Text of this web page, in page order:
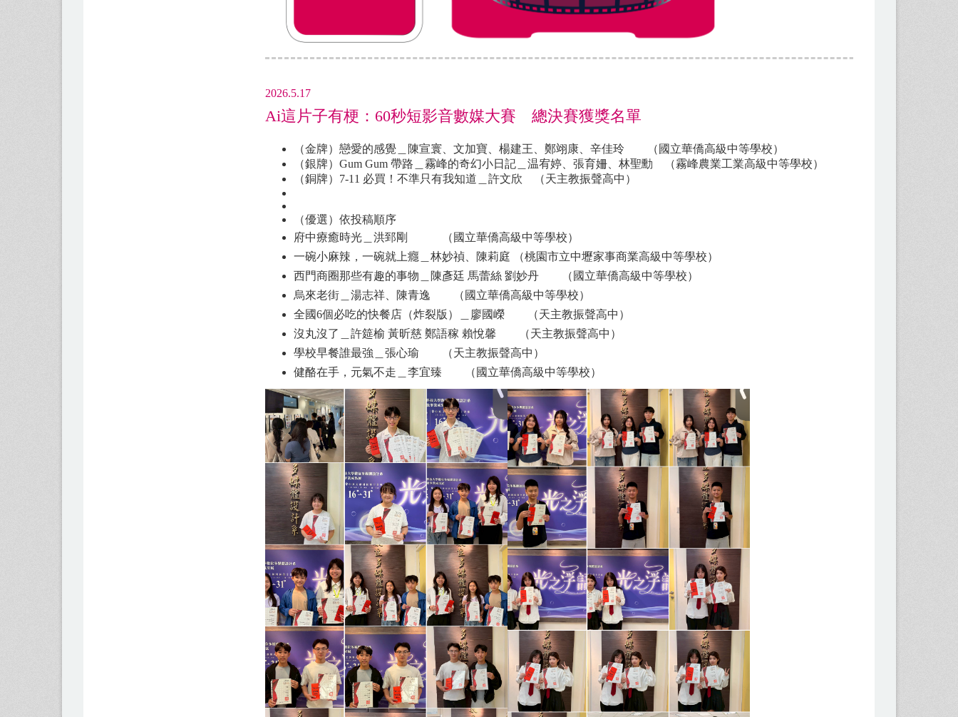
2026.5.17
​Ai這片子有梗：60秒短影音數媒大賽 總決賽獲獎名單
（金牌）戀愛的感覺＿陳宣寰、文加寶、楊建王、鄭翊康、辛佳玲 （國立華僑高級中等學校）
（銀牌）Gum Gum 帶路＿霧峰的奇幻小日記＿温宥婷、張育姍、林聖勳 （霧峰農業工業高級中等學校）
（銅牌）7-11 必買！不準只有我知道＿許文欣 （天主教振聲高中）
（優選）依投稿順序
府中療癒時光＿洪郅剛
（ 國立華僑高級中等學校）
一碗小麻辣，一碗就上癮＿林妙禎、陳莉庭
（桃園市立中壢家事商業高級中等學校）
西門商圈那些有趣的事物＿陳彥廷 馬蕾絲 劉妙丹
（ 國立華僑高級中等學校）
烏來老街＿湯志祥、陳青逸
（ 國立華僑高級中等學校）
全國6個必吃的快餐店（炸裂版）＿廖國嶸
（天主教振聲高中）
沒丸沒了＿許筵榆 黃昕慈 鄭語稼 賴悅馨
（天主教振聲高中）
學校早餐誰最強＿張心瑜
（天主教振聲高中）
健酪在手，元氣不走＿李宜臻
（ 國立華僑高級中等學校）